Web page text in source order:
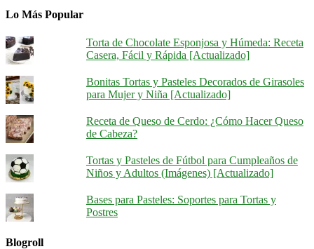
Lo Más Popular
Torta de Chocolate Esponjosa y Húmeda: Receta
Casera, Fácil y Rápida [Actualizado]
Bonitas Tortas y Pasteles Decorados de Girasoles
para Mujer y Niña [Actualizado]
Receta de Queso de Cerdo: ¿Cómo Hacer Queso
de Cabeza?
Tortas y Pasteles de Fútbol para Cumpleaños de
Niños y Adultos (Imágenes) [Actualizado]
Bases para Pasteles: Soportes para Tortas y
Postres
Blogroll